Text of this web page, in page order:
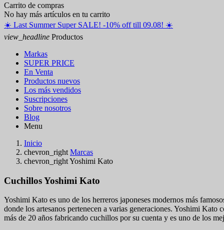
Carrito de compras
No hay más artículos en tu carrito
☀️ ️Last Summer Super SALE! -10% off till 09.08! ☀️
view_headline Productos
Markas
SUPER PRICE
En Venta
Productos nuevos
Los más vendidos
Suscripciones
Sobre nosotros
Blog
Menu
Inicio
chevron_right Marcas
chevron_rightYoshimi Kato
Cuchillos Yoshimi Kato
Yoshimi Kato es uno de los herreros japoneses modernos más
donde los artesanos pertenecen a varias generaciones. Yoshimi
más de 20 años fabricando cuchillos por su cuenta y es uno de los